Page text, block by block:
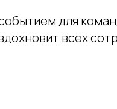
для
всех